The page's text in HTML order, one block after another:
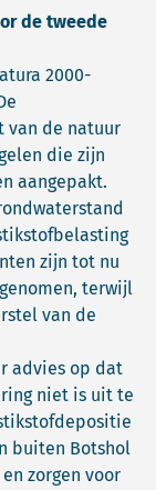
de tweede
2000-
van de natuur
die zijn
aangepakt.
zijn tot nu
terwijl
van de
advies op dat
niet is uit te
buiten Botshol
zorgen voor